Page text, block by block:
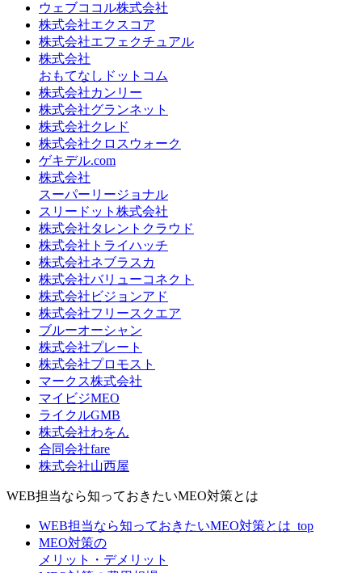
ウェブココル株式会社
株式会社エクスコア
株式会社エフェクチュアル
株式会社
おもてなしドットコム
株式会社カンリー
株式会社グランネット
株式会社クレド
株式会社クロスウォーク
ゲキデル.com
株式会社
スーパーリージョナル
スリードット株式会社
株式会社タレントクラウド
株式会社トライハッチ
株式会社ネブラスカ
株式会社バリューコネクト
株式会社ビジョンアド
株式会社フリースクエア
ブルーオーシャン
株式会社プレート
株式会社プロモスト
マークス株式会社
マイビジMEO
ライクルGMB
株式会社わをん
合同会社fare
株式会社山西屋
WEB担当なら知っておきたいMEO対策とは
WEB担当なら知っておきたいMEO対策とは_top
MEO対策の
メリット・デメリット